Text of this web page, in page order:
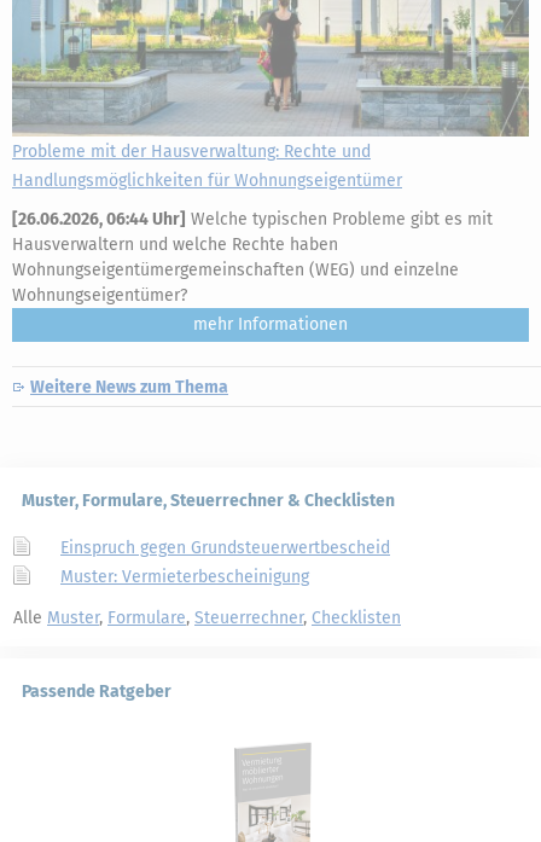
Probleme mit der Hausverwaltung: Rechte und
Handlungsmöglichkeiten für Wohnungseigentümer
[26.06.2026, 06:44 Uhr] Welche typischen Probleme gibt es mit
Hausverwaltern und welche Rechte haben
Wohnungseigentümergemeinschaften (WEG) und einzelne
Wohnungseigentümer?
mehr
Weitere News zum Thema
Muster, Formulare, Steuerrechner & Checklisten
Einspruch gegen Grundsteuerwertbescheid
Muster: Vermieterbescheinigung
Alle Muster, Formulare, Steuerrechner, Checklisten
Passende Ratgeber